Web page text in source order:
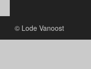
© Lode Vanoost